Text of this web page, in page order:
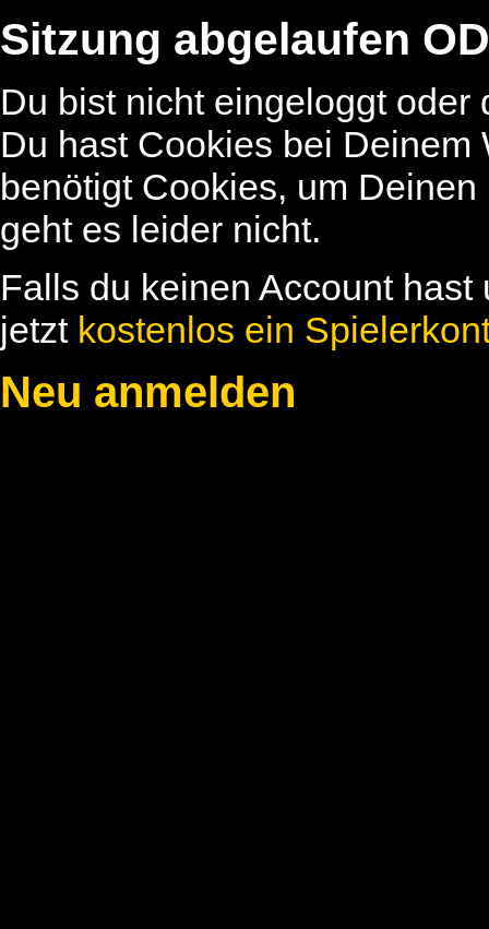
Sitzung abgelaufen
Du bist nicht eingeloggt
Du hast Cookies bei
benötigt Cookies, um
geht es leider nicht.
Falls du keinen Account
jetzt kostenlos ein
Neu anmelden